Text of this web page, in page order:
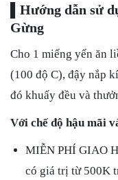
▌Hướng dẫn sử
Gừng
Cho 1 miếng yến ăn
(100 độ C), đậy nắp
đó khuấy đều và
Với chế độ hậu mãi
MIỄN PHÍ GIAO
có giá trị từ 500K